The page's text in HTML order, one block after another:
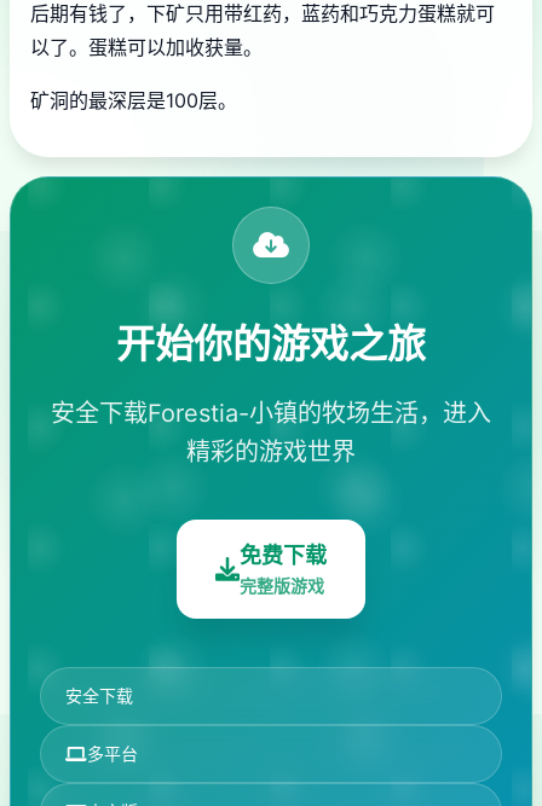
后期有钱了，下矿只用带红药，蓝药和巧克力蛋糕就可
以了。蛋糕可以加收获量。
矿洞的最深层是100层。
开始你的游戏之旅
安全下载Forestia-小镇的牧场生活，进入
精彩的游戏世界
免费下载
完整版游戏
安全下载
多平台